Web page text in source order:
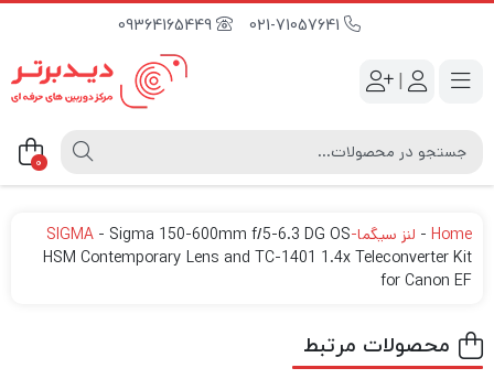
09364165449
|
0
Home
- لنز سیگما-SIGMA - Sigma 150-600mm f/5-6.3 DG OS
HSM Contemporary Lens and TC-1401 1.4x Teleconverter Kit
for Canon EF
محصولات مرتبط